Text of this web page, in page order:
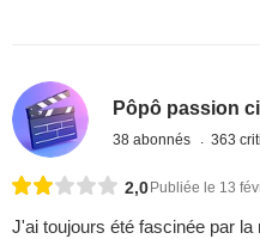
Pôpô passion
38 abonnés 363
2,0 Publiée le 13
J'ai toujours été fascinée par